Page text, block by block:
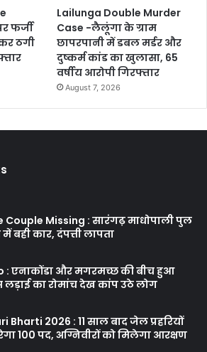
फर्जी
ठगी
Lailunga Double Murder
Case -लैलूंगा के ग्राम
छापरपानी में डबल मर्डर और
दुष्कर्म कांड का खुलासा, 65
वर्षीय आरोपी गिरफ्तार
August 7, 2026
Missing : सारंगढ़ माधोपाली पुल
बही कार, दंपत्ती लापता
: एनाकोंडा और मगरमच्छ की बीच हुआ
लड़ाई का रोमांच देख कांप उठे लोग
Bharti 2026 : 11 साल बाद जेल प्रहरियों
100 पद, अग्निवीरों को मिलेगा आरक्षण